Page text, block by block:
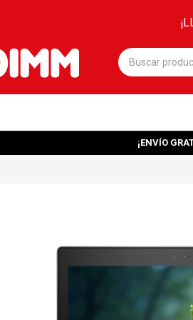
¡ENVÍO